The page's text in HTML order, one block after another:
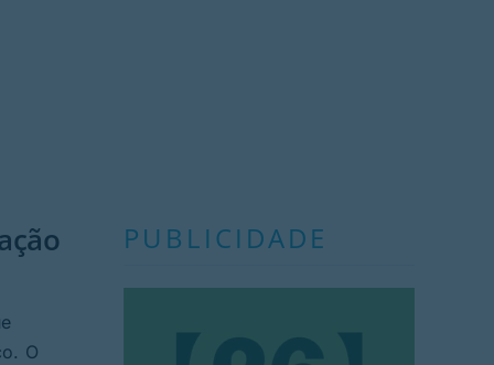
O
PUBLICIDADE